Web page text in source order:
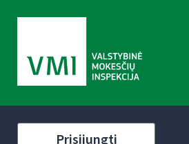
Prisijungti